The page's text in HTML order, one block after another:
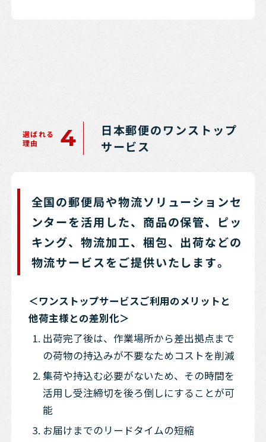
選ばれる
理由
4
日本郵便のワンストップ
サービス
全国の郵便局や物流ソリューションセ
ンターを活用した、商品の保管、ピッ
キング、物流加工、梱包、出荷などの
物流サービスをご提供いたします。
＜ワンストップサービスご利用のメリットと
他荷主様との差別化＞
出荷完了後は、作業場所から差出拠点まで
の荷物の持込みが不要なためコストを削減
集荷や持込む必要がないため、その時間を
活用し受注締切を後ろ倒しにすることが可
能
お届けまでのリードタイムの短縮